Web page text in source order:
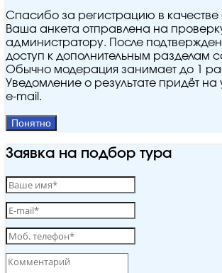
Спасибо за регистрацию в качестве
Ваша анкета отправлена на
администратору. После
доступ к дополнительным разделам
Обычно модерация занимает до 1
Уведомление о результате придёт на
e‑mail.
Понятно
Заявка на подбор тура